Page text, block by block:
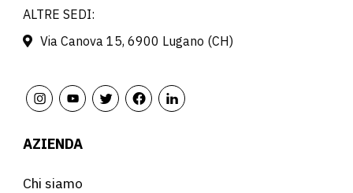
ALTRE SEDI:
Via Canova 15, 6900 Lugano (CH)
AZIENDA
Chi siamo